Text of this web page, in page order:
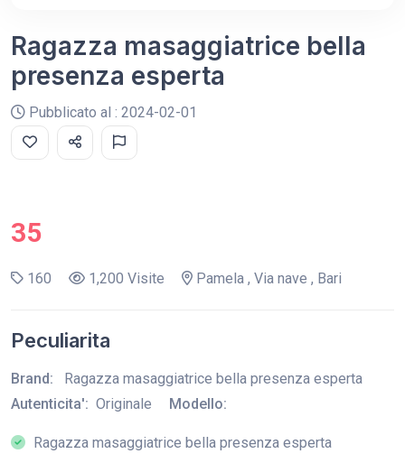
Ragazza masaggiatrice bella
presenza esperta
Pubblicato al : 2024-02-01
35
160 1,200 Visite Pamela , Via nave , Bari
Peculiarita
Brand:
Ragazza masaggiatrice bella presenza esperta
Autenticita': Originale Modello:
Ragazza masaggiatrice bella presenza esperta